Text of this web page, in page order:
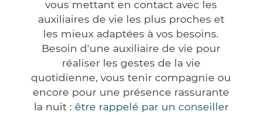
vous mettant en contact avec les
auxiliaires de vie les plus proches et
les mieux adaptées à vos besoins.
Besoin d'une auxiliaire de vie pour
réaliser les gestes de la vie
quotidienne, vous tenir compagnie ou
encore pour une présence rassurante
la nuit : être rappelé par un conseiller